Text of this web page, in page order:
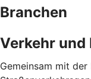
Branchen
Verkehr
Gemeinsam mit der